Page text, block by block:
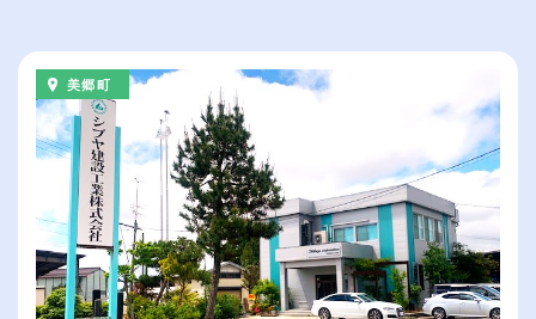
（⾼卒の給与を基準）
従業員が多い順
休日数が多い順
美郷町